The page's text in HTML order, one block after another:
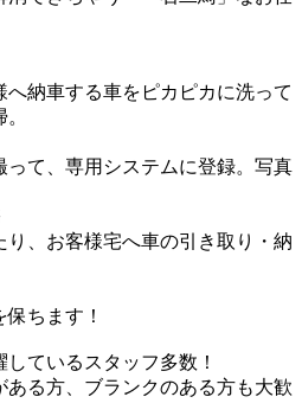
納車する車をピカピカに洗って
て、専用システムに登録。写真
、お客様宅へ車の引き取り・納
ちます！
ているスタッフ多数！
ある方、ブランクのある方も大歓